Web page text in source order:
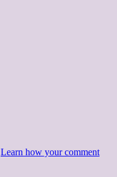
Learn how your comment